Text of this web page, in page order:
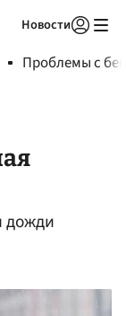
Новости
Проблемы с
дожди